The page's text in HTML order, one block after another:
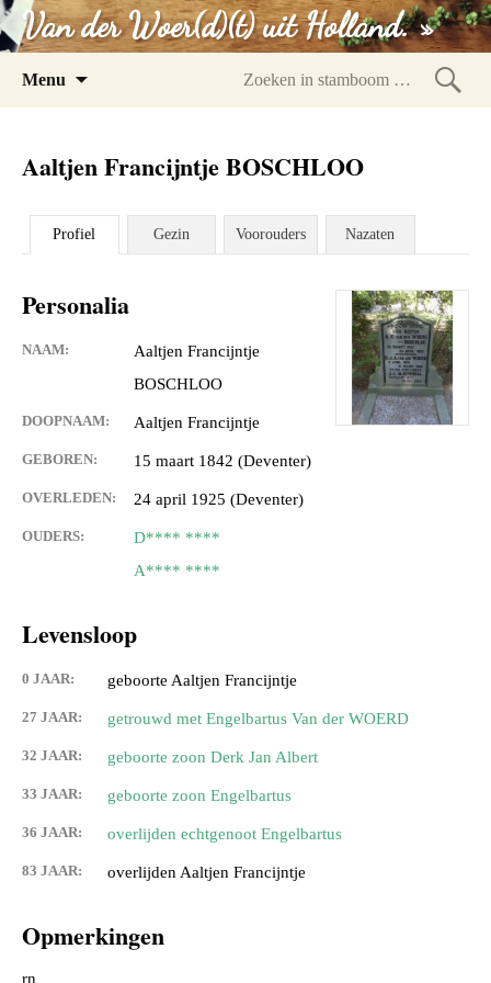
Van der Woer(d)(t) uit Holland. »
Menu
Aaltjen Francijntje BOSCHLOO
Profiel Gezin Voorouders Nazaten
Personalia
NAAM:
Aaltjen Francijntje
BOSCHLOO
DOOPNAAM: Aaltjen Francijntje
GEBOREN: 15 maart 1842 (Deventer)
OVERLEDEN: 24 april 1925 (Deventer)
OUDERS:
D**** ****
A**** ****
Levensloop
0 JAAR: geboorte Aaltjen Francijntje
27 JAAR: getrouwd met Engelbartus Van der WOERD
32 JAAR: geboorte zoon Derk Jan Albert
33 JAAR: geboorte zoon Engelbartus
36 JAAR: overlijden echtgenoot Engelbartus
83 JAAR: overlijden Aaltjen Francijntje
Opmerkingen
rn